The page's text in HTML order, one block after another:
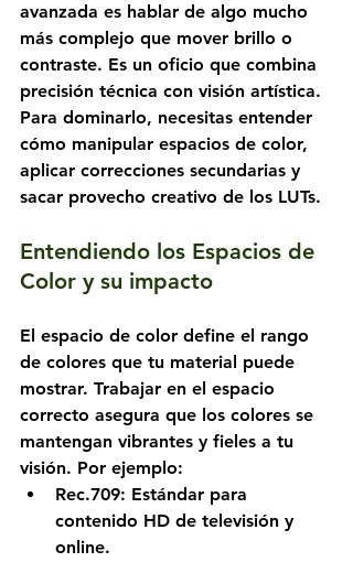
avanzada es hablar de algo mucho
más complejo que mover brillo o
contraste. Es un oficio que combina
precisión técnica con visión artística.
Para dominarlo, necesitas entender
cómo manipular espacios de color,
aplicar correcciones secundarias y
sacar provecho creativo de los LUTs.
Entendiendo los Espacios de
Color y su impacto
El espacio de color define el rango
de colores que tu material puede
mostrar. Trabajar en el espacio
correcto asegura que los colores se
mantengan vibrantes y fieles a tu
visión. Por ejemplo:
Rec.709: Estándar para
contenido HD de televisión y
online.